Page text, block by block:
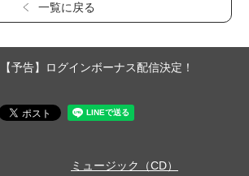
一覧に戻る
【予告】ログインボーナス配信決定！
ミュージック（CD）